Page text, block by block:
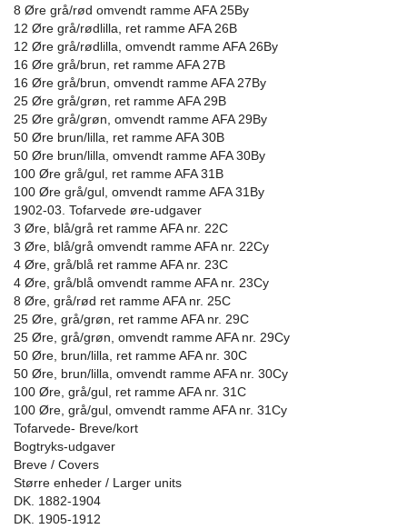
8 Øre grå/rød omvendt ramme AFA 25By
12 Øre grå/rødlilla, ret ramme AFA 26B
12 Øre grå/rødlilla, omvendt ramme AFA 26By
16 Øre grå/brun, ret ramme AFA 27B
16 Øre grå/brun, omvendt ramme AFA 27By
25 Øre grå/grøn, ret ramme AFA 29B
25 Øre grå/grøn, omvendt ramme AFA 29By
50 Øre brun/lilla, ret ramme AFA 30B
50 Øre brun/lilla, omvendt ramme AFA 30By
100 Øre grå/gul, ret ramme AFA 31B
100 Øre grå/gul, omvendt ramme AFA 31By
1902-03. Tofarvede øre-udgaver
3 Øre, blå/grå ret ramme AFA nr. 22C
3 Øre, blå/grå omvendt ramme AFA nr. 22Cy
4 Øre, grå/blå ret ramme AFA nr. 23C
4 Øre, grå/blå omvendt ramme AFA nr. 23Cy
8 Øre, grå/rød ret ramme AFA nr. 25C
25 Øre, grå/grøn, ret ramme AFA nr. 29C
25 Øre, grå/grøn, omvendt ramme AFA nr. 29Cy
50 Øre, brun/lilla, ret ramme AFA nr. 30C
50 Øre, brun/lilla, omvendt ramme AFA nr. 30Cy
100 Øre, grå/gul, ret ramme AFA nr. 31C
100 Øre, grå/gul, omvendt ramme AFA nr. 31Cy
Tofarvede- Breve/kort
Bogtryks-udgaver
Breve / Covers
Større enheder / Larger units
DK. 1882-1904
DK. 1905-1912